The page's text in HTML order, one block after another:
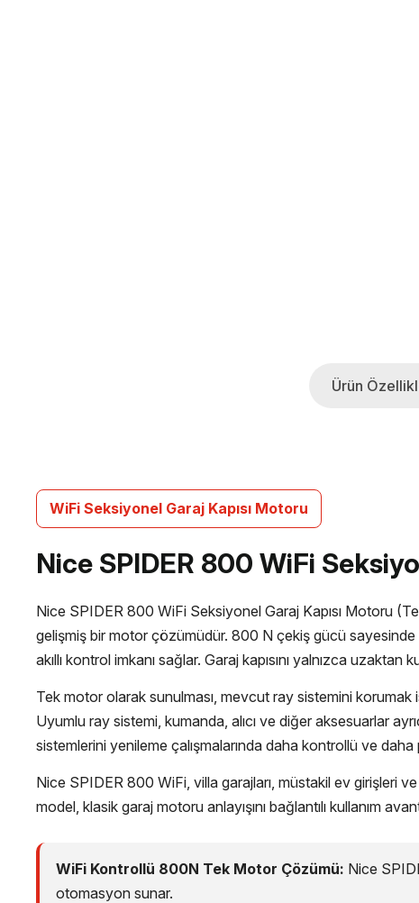
Ürün
WiFi Seksiyonel Garaj Kapısı Motoru
Nice SPIDER 800 WiFi
Nice SPIDER 800 WiFi Seksiyonel Garaj Kapısı Motoru
gelişmiş bir motor çözümüdür. 800 N çekiş gücü sayesinde
akıllı kontrol imkanı sağlar. Garaj kapısını yalnızca
Tek motor olarak sunulması, mevcut ray sistemini
Uyumlu ray sistemi, kumanda, alıcı ve diğer aksesuarlar
sistemlerini yenileme çalışmalarında daha kontrollü ve daha
Nice SPIDER 800 WiFi, villa garajları, müstakil ev girişleri
model, klasik garaj motoru anlayışını bağlantılı kullanım
WiFi Kontrollü 800N Tek Motor Çözümü: Nice
otomasyon sunar.